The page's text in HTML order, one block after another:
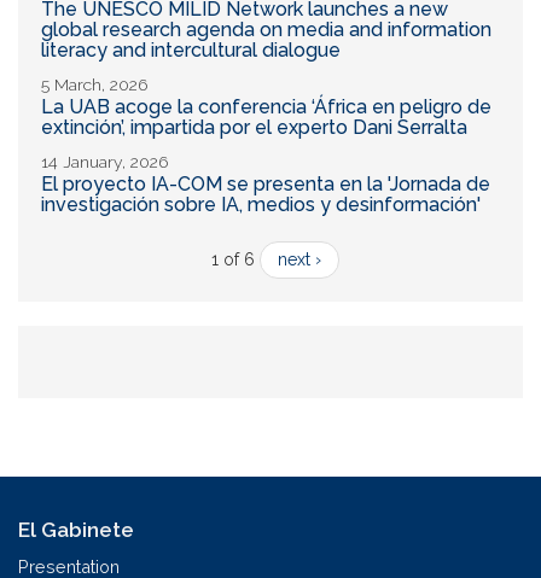
The UNESCO MILID Network launches a new
global research agenda on media and information
literacy and intercultural dialogue
5 March, 2026
La UAB acoge la conferencia ‘África en peligro de
extinción’, impartida por el experto Dani Serralta
14 January, 2026
El proyecto IA-COM se presenta en la 'Jornada de
investigación sobre IA, medios y desinformación'
1 of 6 next ›
El Gabinete
Presentation